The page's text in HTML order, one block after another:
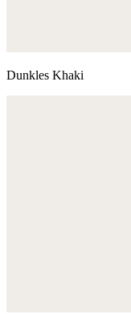
Dunkles Khaki